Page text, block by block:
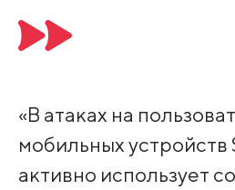
«В атаках на
мобильных устройств
активно использует